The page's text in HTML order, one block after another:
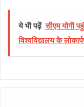
ये भी पढ़ें सीएम योगी
विश्वविद्यालय के